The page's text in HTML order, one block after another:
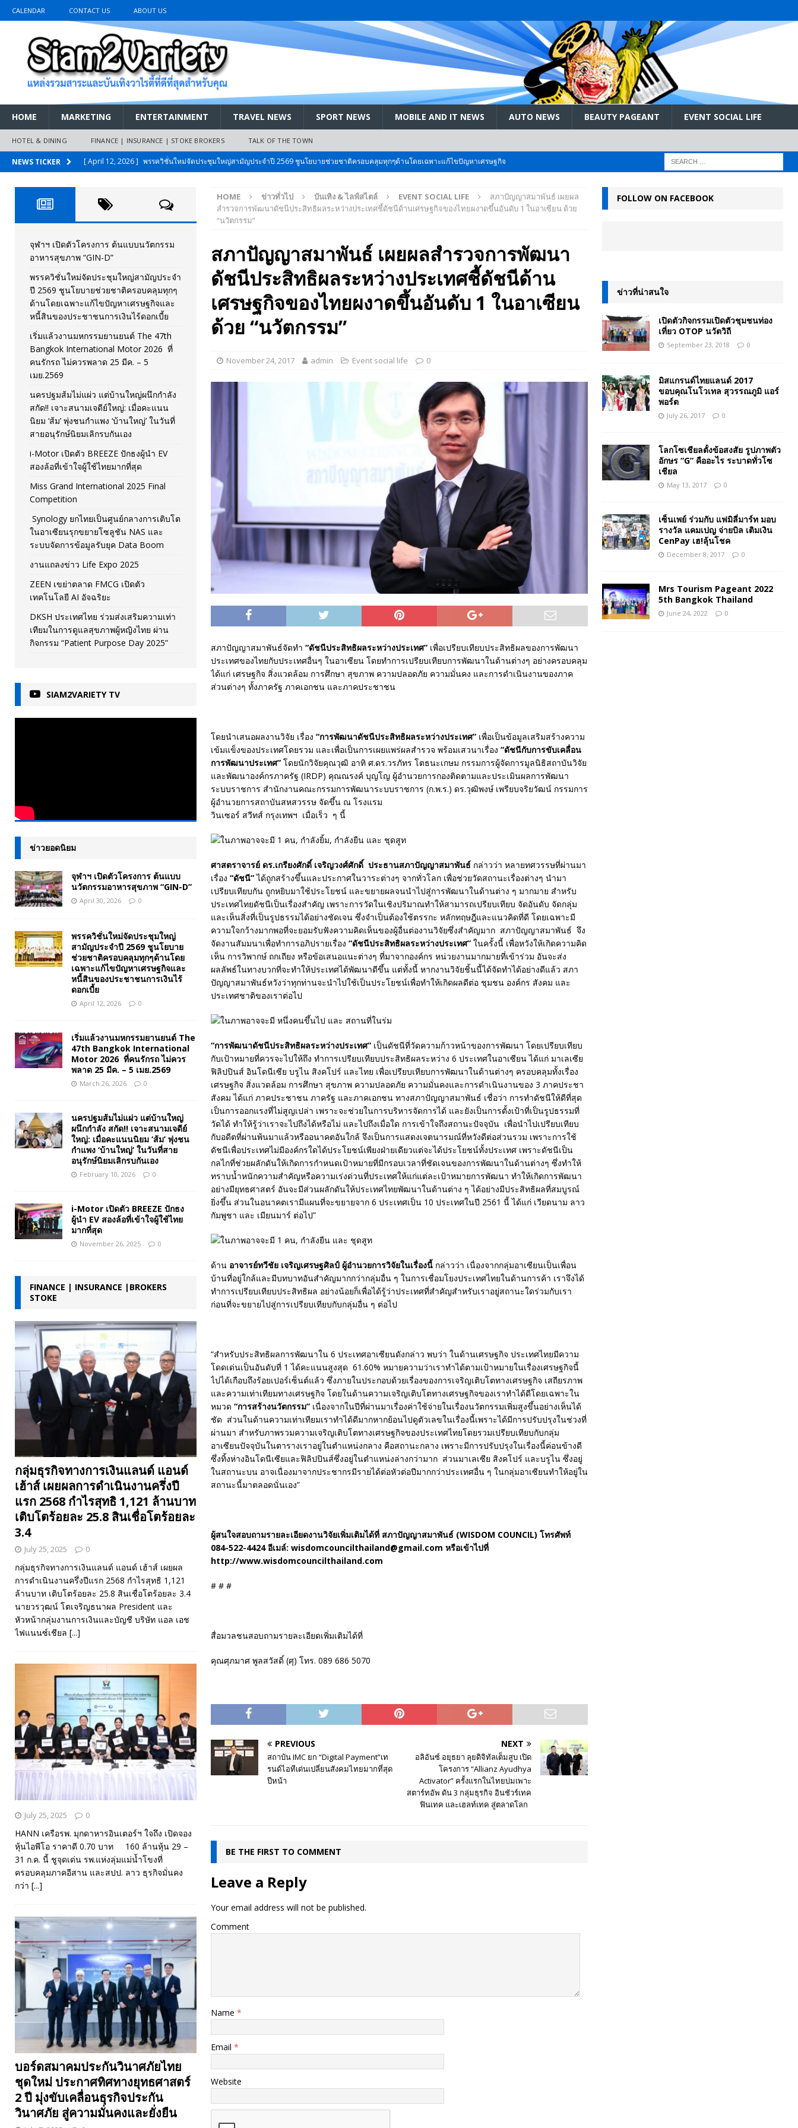
CALENDAR CONTACT US ABOUT US
HOME MARKETING ENTERTAINMENT TRAVEL NEWS SPORT NEWS MOBILE AND IT NEWS AUTO NEWS BEAUTY PAGEANT EVENT SOCIAL LIFE
HOTEL & DINING FINANCE | INSURANCE | STOKE BROKERS TALK OF THE TOWN
NEWS TICKER [ April 12, 2026 ] พรรควิชั่นใหม่จัดประชุมใหญ่สามัญประจำปี 2569 ชูนโยบายช่วยชาติครอบคลุมทุกๆด้านโดยเฉพาะแก้ไขปัญหาเศรษฐกิจ
[ March 26, 2026 ]
เริ่มแล้วงานมหกรรมยานยนต์ The 47th Bangkok International Motor 2026 ที่คนรักรถ ไม่ควรพลาด 25 มีค. – 5
เมย.2569
AUTO NEWS
[ February 10, 2026 ] นครปฐมส้มไม่แผ่ว แต่บ้านใหญ่ผนึกกำลัง สกัด!! เจาะสนามเจดีย์ใหญ่: เมื่อคะแนนนิยม ‘ส้ม’ พุ่งชนกำแพง ‘บ้านใหญ่’ ใน
วันที่สายอนุรักษ์นิยมเลิกรบกันเอง
PR NEWS
[ November 26, 2025 ] i-Motor เปิดตัว BREEZE ปักธงผู้นำ EV สองล้อที่เข้าใจผู้ใช้ไทยมากที่สุด
AUTO NEWS
[ April 30, 2026 ] จุฬาฯ เปิดตัวโครงการ ต้นแบบนวัตกรรมอาหารสุขภาพ “GIN-D” EVENT SOCIAL LIFE
HOME ข่าวทั่วไป บันเทิง & ไลฟ์สไตล์ EVENT SOCIAL LIFE
สภาปัญญาสมาพันธ์ เผยผล
สำรวจการพัฒนาดัชนีประสิทธิผลระหว่างประเทศชี้ดัชนีด้านเศรษฐกิจของไทยผงาดขึ้นอันดับ 1 ในอาเซียน ด้วย
“นวัตกรรม”
สภาปัญญาสมาพันธ์ เผยผลสำรวจการพัฒนา
ดัชนีประสิทธิผลระหว่างประเทศชี้ดัชนีด้าน
เศรษฐกิจของไทยผงาดขึ้นอันดับ 1 ในอาเซียน
ด้วย “นวัตกรรม”
November 24, 2017 admin Event social life 0
สภาปัญญาสมาพันธ์จัดทำ “ดัชนีประสิทธิผลระหว่างประเทศ”เพื่อเปรียบเทียบประสิทธิผลของการพัฒนา
ประเทศของไทยกับประเทศอื่นๆ ในอาเซียน โดยทำการเปรียบเทียบการพัฒนาในด้านต่างๆ อย่างครอบคลุม
ได้แก่ เศรษฐกิจ สิ่งแวดล้อม การศึกษา สุขภาพ ความปลอดภัย ความมั่นคง และการดำเนินงานของภาค
ส่วนต่างๆ ทั้งภาครัฐ ภาคเอกชน และภาคประชาชน
โดยนำเสนอผลงานวิจัย เรื่อง “การพัฒนาดัชนีประสิทธิผลระหว่างประเทศ”เพื่อเป็นข้อมูลเสริมสร้างความ
เข้มแข็งของประเทศโดยรวม และเพื่อเป็นการเผยแพร่ผลสำรวจ พร้อมเสวนาเรื่อง “ดัชนีกับการขับเคลื่อน
การพัฒนาประเทศ”โดยนักวิจัยคุณวุฒิ อาทิ ศ.ดร.วรภัทร โตธนะเกษม กรรมการผู้จัดการมูลนิธิสถาบันวิจัย
และพัฒนาองค์กรภาครัฐ (IRDP) คุณณรงค์ บุญโญ ผู้อำนวยการกองติดตามและประเมินผลการพัฒนา
ระบบราชการ สำนักงานคณะกรรมการพัฒนาระบบราชการ (ก.พ.ร.) ดร.วุฒิพงษ์ เพรียบจริยวัฒน์ กรรมการ
ผู้อำนวยการสถาบันสหสวรรษ จัดขึ้น ณ โรงแรม
วินเซอร์ สวีทส์ กรุงเทพฯ เมื่อเร็ว ๆ นี้
ศาสตราจารย์ ดร.เกรียงศักดิ์ เจริญวงศ์ศักดิ์ ประธานสภาปัญญาสมาพันธ์กล่าวว่า หลายทศวรรษที่ผ่านมา
เรื่อง “ดัชนี”ได้ถูกสร้างขึ้นและประกาศในวาระต่างๆ จากทั่วโลก เพื่อช่วยวัดสถานะเรื่องต่างๆ นำมา
เปรียบเทียบกัน ถูกหยิบมาใช้ประโยชน์ และขยายผลจนนำไปสู่การพัฒนาในด้านต่าง ๆ มากมาย สำหรับ
ประเทศไทยดัชนีเป็นเรื่องสำคัญ เพราะการวัดในเชิงปริมาณทำให้สามารถเปรียบเทียบ จัดอันดับ จัดกลุ่ม
และเห็นสิ่งที่เป็นรูปธรรมได้อย่างชัดเจน ซึ่งจำเป็นต้องใช้ตรรกะ หลักทฤษฎีและแนวคิดที่ดี โดยเฉพาะมี
ความใจกว้างมากพอที่จะยอมรับฟังความคิดเห็นของผู้อื่นต่องานวิจัยซึ่งสำคัญมาก สภาปัญญาสมาพันธ์ จึง
จัดงานสัมมนาเพื่อทำการอภิปรายเรื่อง “ดัชนีประสิทธิผลระหว่างประเทศ”ในครั้งนี้ เพื่อหวังให้เกิดความคิด
เห็น การวิพากษ์ ถกเถียง หรือข้อเสนอแนะต่างๆ ที่มาจากองค์กร หน่วยงานมากมายที่เข้าร่วม อันจะส่ง
ผลลัพธ์ในทางบวกที่จะทำให้ประเทศได้พัฒนาดีขึ้น แต่ทั้งนี้ หากงานวิจัยชิ้นนี้ได้จัดทำได้อย่างดีแล้ว สภา
ปัญญาสมาพันธ์หวังว่าทุกท่านจะนำไปใช้เป็นประโยชน์เพื่อทำให้เกิดผลดีต่อ ชุมชน องค์กร สังคม และ
ประเทศชาติของเราต่อไป
“การพัฒนาดัชนีประสิทธิผลระหว่างประเทศ”เป็นดัชนีที่วัดความก้าวหน้าของการพัฒนา โดยเปรียบเทียบ
กับเป้าหมายที่ควรจะไปให้ถึง ทำการเปรียบเทียบประสิทธิผลระหว่าง 6 ประเทศในอาเซียน ได้แก่ มาเลเซีย
ฟิลิปปินส์ อินโดนีเซีย บรูไน สิงคโปร์ และไทย เพื่อเปรียบเทียบการพัฒนาในด้านต่างๆ ครอบคลุมทั้งเรื่อง
เศรษฐกิจ สิ่งแวดล้อม การศึกษา สุขภาพ ความปลอดภัย ความมั่นคงและการดำเนินงานของ 3 ภาคประชา
สังคม ได้แก่ ภาคประชาชน ภาครัฐ และภาคเอกชน ทางสภาปัญญาสมาพันธ์ เชื่อว่า การทำดัชนีให้ดีที่สุด
เป็นการออกแรงที่ไม่สูญเปล่า เพราะจะช่วยในการบริหารจัดการได้ และยังเป็นการตั้งเป้าที่เป็นรูปธรรมที่
วัดได้ ทำให้รู้ว่าเราจะไปถึงได้หรือไม่ และไปถึงเมื่อใด การเข้าใจถึงสถานะปัจจุบัน เพื่อนำไปเปรียบเทียบ
กับอดีตที่ผ่านพ้นมาแล้วหรืออนาคตอันใกล้ จึงเป็นการแสดงเจตนารมณ์ที่หวังดีต่อส่วนรวม เพราะการใช้
ดัชนีเพื่อประเทศไม่มีองค์กรใดได้ประโยชน์เพียงฝ่ายเดียวแต่จะได้ประโยชน์ทั้งประเทศ เพราะดัชนีเป็น
กลไกที่ช่วยผลักดันให้เกิดการกำหนดเป้าหมายที่มีกรอบเวลาที่ชัดเจนของการพัฒนาในด้านต่างๆ ซึ่งทำให้
ทราบน้ำหนักความสำคัญหรือความเร่งด่วนที่ประเทศให้แก่แต่ละเป้าหมายการพัฒนา ทำให้เกิดการพัฒนา
อย่างมียุทธศาสตร์ อันจะมีส่วนผลักดันให้ประเทศไทยพัฒนาในด้านต่าง ๆ ได้อย่างมีประสิทธิผลที่สมบูรณ์
ยิ่งขึ้น ส่วนในอนาคตเรามีแผนที่จะขยายจาก 6 ประเทศเป็น 10 ประเทศในปี 2561 นี้ ได้แก่ เวียดนาม ลาว
กัมพูชา และ เมียนมาร์ ต่อไป”
ด้าน อาจารย์ทวีชัย เจริญเศรษฐศิลป์ ผู้อำนวยการวิจัยในเรื่องนี้ กล่าวว่า เนื่องจากกลุ่มอาเซียนเป็นเพื่อน
บ้านที่อยู่ใกล้และมีบทบาทอันสำคัญมากกว่ากลุ่มอื่น ๆ ในการเชื่อมโยงประเทศไทยในด้านการค้า เราจึงได้
ทำการเปรียบเทียบประสิทธิผล อย่างน้อยก็เพื่อได้รู้ว่าประเทศที่สำคัญสำหรับเราอยู่สถานะใดร่วมกับเรา
ก่อนที่จะขยายไปสู่การเปรียบเทียบกับกลุ่มอื่น ๆ ต่อไป
“สำหรับประสิทธิผลการพัฒนาใน 6 ประเทศอาเซียนดังกล่าว พบว่า ในด้านเศรษฐกิจ ประเทศไทยมีความ
โดดเด่นเป็นอันดับที่ 1 ได้คะแนนสูงสุด 61.60% หมายความว่าเราทำได้ตามเป้าหมายในเรื่องเศรษฐกิจนี้
ไปได้เกือบถึงร้อยเปอร์เซ็นต์แล้ว ซึ่งภายในประกอบด้วยเรื่องของการเจริญเติบโตทางเศรษฐกิจ เสถียรภาพ
และความเท่าเทียมทางเศรษฐกิจ โดยในด้านความเจริญเติบโตทางเศรษฐกิจของเราทำได้ดีโดยเฉพาะใน
หมวด “การสร้างนวัตกรรม” เนื่องจากในปีที่ผ่านมาเรื่องค่าใช้จ่ายในเรื่องนวัตกรรมเพิ่มสูงขึ้นอย่างเห็นได้
ชัด ส่วนในด้านความเท่าเทียมเราทำได้ดีมากหากย้อนไปดูตัวเลขในเรื่องนี้เพราะได้มีการปรับปรุงในช่วงที่
ผ่านมา สำหรับภาพรวมความเจริญเติบโตทางเศรษฐกิจของประเทศไทยโดยรวมเปรียบเทียบกับกลุ่ม
อาเซียนปัจจุบันในตารางเราอยู่ในตำแหน่งกลาง คือสถานะกลาง เพราะมีการปรับปรุงในเรื่องนี้ค่อนข้างดี
ซึ่งทิ้งห่างอินโดนีเซียและฟิลิปปินส์ซึ่งอยู่ในตำแหน่งล่างกว่ามาก ส่วนมาเลเซีย สิงคโปร์ และบรูไน ซึ่งอยู่
ในสถานะบน อาจเนื่องมาจากประชากรมีรายได้ต่อหัวต่อปีมากกว่าประเทศอื่น ๆ ในกลุ่มอาเซียนทำให้อยู่ใน
สถานะนี้มาตลอดนั่นเอง”
ผู้สนใจสอบถามรายละเอียดงานวิจัยเพิ่มเติมได้ที่ สภาปัญญาสมาพันธ์ (WISDOM COUNCIL) โทรศัพท์
084-522-4424 อีเมล์: wisdomcouncilthailand@gmail.com หรือเข้าไปที่
http://www.wisdomcouncilthailand.com
# # #
สื่อมวลชนสอบถามรายละเอียดเพิ่มเติมได้ที่
คุณศุภมาศ พูลสวัสดิ์ (ศุ) โทร. 089 686 5070
PREVIOUS
สถาบัน IMC ยก “Digital Payment”เท
รนด์ไอทีเด่นเปลี่ยนสังคมไทยมากที่สุด
ปีหน้า
NEXT
อลิอันซ์ อยุธยา ลุยดิจิทัลเต็มสูบ เปิด
โครงการ “Allianz Ayudhya
Activator” ครั้งแรกในไทยบ่มเพาะ
สตาร์ทอัพ ดัน 3 กลุ่มธุรกิจ อินชัวร์เทค
ฟินเทค และเฮลท์เทค สู่ตลาดโลก
BE THE FIRST TO COMMENT
Leave a Reply
Your email address will not be published.
Comment
Name *
Email *
Website
จุฬาฯ เปิดตัวโครงการ ต้นแบบนวัตกรรม
อาหารสุขภาพ “GIN-D”
พรรควิชั่นใหม่จัดประชุมใหญ่สามัญประจำ
ปี 2569 ชูนโยบายช่วยชาติครอบคลุมทุกๆ
ด้านโดยเฉพาะแก้ไขปัญหาเศรษฐกิจและ
หนี้สินของประชาชนการเงินไร้ดอกเบี้ย
เริ่มแล้วงานมหกรรมยานยนต์ The 47th
Bangkok International Motor 2026 ที่
คนรักรถ ไม่ควรพลาด 25 มีค. – 5
เมย.2569
นครปฐมส้มไม่แผ่ว แต่บ้านใหญ่ผนึกกำลัง
สกัด!! เจาะสนามเจดีย์ใหญ่: เมื่อคะแนน
นิยม ‘ส้ม’ พุ่งชนกำแพง ‘บ้านใหญ่’ ในวันที่
สายอนุรักษ์นิยมเลิกรบกันเอง
i-Motor เปิดตัว BREEZE ปักธงผู้นำ EV
สองล้อที่เข้าใจผู้ใช้ไทยมากที่สุด
Miss Grand International 2025 Final
Competition
Synology ยกไทยเป็นศูนย์กลางการเติบโต
ในอาเซียนรุกขยายโซลูชัน NAS และ
ระบบจัดการข้อมูลรับยุค Data Boom
งานแถลงข่าว Life Expo 2025
ZEEN เขย่าตลาด FMCG เปิดตัว
เทคโนโลยี AI อัจฉริยะ
DKSH ประเทศไทย ร่วมส่งเสริมความเท่า
เทียมในการดูแลสุขภาพผู้หญิงไทย ผ่าน
กิจกรรม “Patient Purpose Day 2025”
SIAM2VARIETY TV
ข่าวยอดนิยม
จุฬาฯ เปิดตัวโครงการ ต้นแบบ
นวัตกรรมอาหารสุขภาพ “GIN-D”
April 30, 2026 0
พรรควิชั่นใหม่จัดประชุมใหญ่
สามัญประจำปี 2569 ชูนโยบาย
ช่วยชาติครอบคลุมทุกๆด้านโดย
เฉพาะแก้ไขปัญหาเศรษฐกิจและ
หนี้สินของประชาชนการเงินไร้
ดอกเบี้ย
April 12, 2026 0
เริ่มแล้วงานมหกรรมยานยนต์ The
47th Bangkok International
Motor 2026 ที่คนรักรถ ไม่ควร
พลาด 25 มีค. – 5 เมย.2569
March 26, 2026 0
นครปฐมส้มไม่แผ่ว แต่บ้านใหญ่
ผนึกกำลัง สกัด!! เจาะสนามเจดีย์
ใหญ่: เมื่อคะแนนนิยม ‘ส้ม’ พุ่งชน
กำแพง ‘บ้านใหญ่’ ในวันที่สาย
อนุรักษ์นิยมเลิกรบกันเอง
February 10, 2026 0
i-Motor เปิดตัว BREEZE ปักธง
ผู้นำ EV สองล้อที่เข้าใจผู้ใช้ไทย
มากที่สุด
November 26, 2025 0
FINANCE | INSURANCE |BROKERS
STOKE
กลุ่มธุรกิจทางการเงินแลนด์ แอนด์
เฮ้าส์ เผยผลการดำเนินงานครึ่งปี
แรก 2568 กำไรสุทธิ 1,121 ล้านบาท
เติบโตร้อยละ 25.8 สินเชื่อโตร้อยละ
3.4
July 25, 2025 0
กลุ่มธุรกิจทางการเงินแลนด์ แอนด์ เฮ้าส์ เผยผล
การดำเนินงานครึ่งปีแรก 2568 กำไรสุทธิ 1,121
ล้านบาท เติบโตร้อยละ 25.8 สินเชื่อโตร้อยละ 3.4
นายวรวุฒน์ โตเจริญธนาผล President และ
หัวหน้ากลุ่มงานการเงินและบัญชี บริษัท แอล เอช
ไฟแนนซ์เชียล [...]
July 25, 2025 0
HANN เครือรพ. มุกดาหารอินเตอร์ฯ ใจถึง เปิดจอง
หุ้นไอพีโอ ราคาดี 0.70 บาท 160 ล้านหุ้น 29 –
31 ก.ค. นี้ ชูจุดเด่น รพ.แห่งลุ่มแม่น้ำโขงที่
ครอบคลุมภาคอีสาน และสปป. ลาว ธุรกิจมั่นคง
กว่า [...]
บอร์ดสมาคมประกันวินาศภัยไทย
ชุดใหม่ ประกาศทิศทางยุทธศาสตร์
2 ปี มุ่งขับเคลื่อนธุรกิจประกัน
วินาศภัย สู่ความมั่นคงและยั่งยืน
FOLLOW ON FACEBOOK
ข่าวที่น่าสนใจ
เปิดตัวกิจกรรมเปิดตัวชุมชนท่อง
เที่ยว OTOP นวัตวิถี
September 23, 2018 0
มิสแกรนด์ไทยแลนด์ 2017
ขอบคุณโนโวเทล สุวรรณภูมิ แอร์
พอร์ต
July 26, 2017 0
โลกโซเชียลตั้งข้อสงสัย รูปภาพตัว
อักษร “G” คืออะไร ระบาดทั่วโซ
เชียล
May 13, 2017 0
เซ็นเพย์ ร่วมกับ แฟมิลี่มาร์ท มอบ
รางวัล แคมเปญ จ่ายบิล เติมเงิน
CenPay เฮ!ลุ้นโชค
December 8, 2017 0
Mrs Tourism Pageant 2022
5th Bangkok Thailand
June 24, 2022 0